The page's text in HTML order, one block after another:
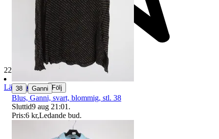
229 505 omdömen
Läs omdömen Följ
38 | Ganni
Blus, Ganni, svart, blommig, stl. 38
Sluttid9 aug 21:01 .
Pris:6 kr,Ledande bud.